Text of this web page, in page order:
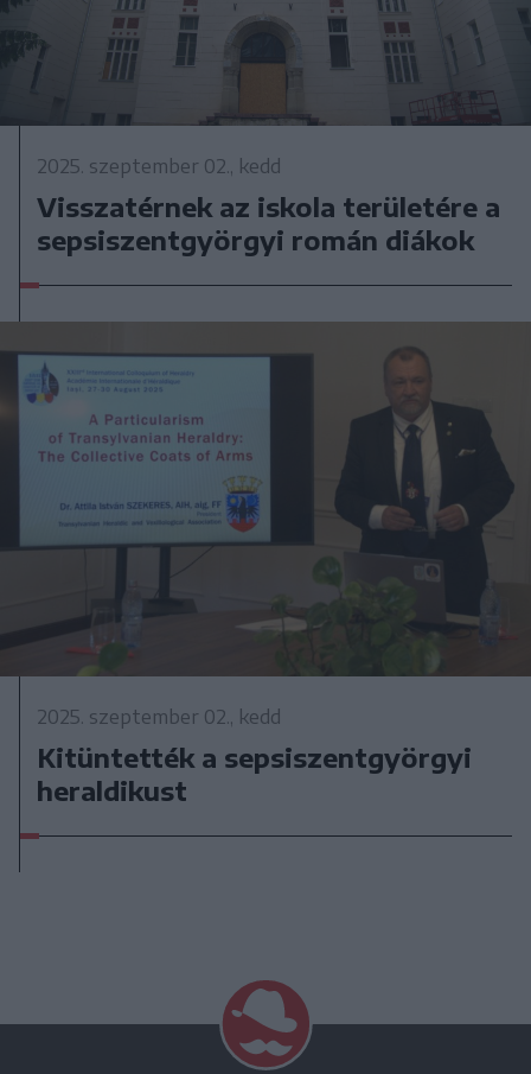
2025. szeptember 02., kedd
Visszatérnek az iskola területére a
sepsiszentgyörgyi román diákok
2025. szeptember 02., kedd
Kitüntették a sepsiszentgyörgyi
heraldikust